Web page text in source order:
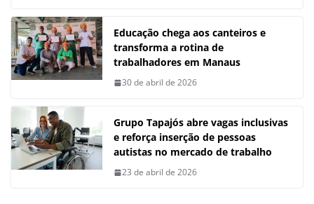
Educação chega aos canteiros e
transforma a rotina de
trabalhadores em Manaus
30 de abril de 2026
Grupo Tapajós abre vagas inclusivas
e reforça inserção de pessoas
autistas no mercado de trabalho
23 de abril de 2026